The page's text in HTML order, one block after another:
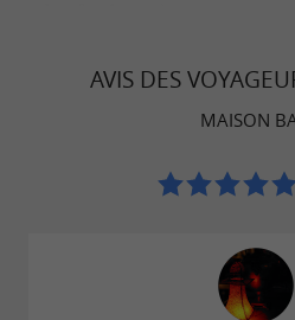
chambres en empruntant
Renaissance. Pierres
déconnexion est totale
fois installé, que diriez-
sur la
AVIS DES
MAISON